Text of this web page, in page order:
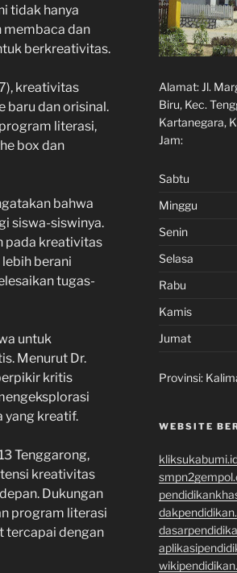
tidak hanya
membaca dan
berkreativitas.
kreativitas
baru dan orisinal.
literasi,
box dan
bahwa
siswa-siswinya.
pada kreativitas
berani
tugas-
untuk
Menurut Dr.
kritis
yang kreatif.
Tenggarong,
kreativitas
Dukungan
program literasi
tercapai dengan
Alamat: Jl.
Biru, Kec.
Kartanegara,
Jam:
Sabtu
Minggu
Senin
Selasa
Rabu
Kamis
Jumat
Provinsi:
WEBSITE